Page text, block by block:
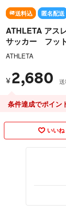
送料込 匿名配送
ATHLETA ア
サッカー フッ
ATHLETA
¥ 2,680
条件達成でポイン
いい